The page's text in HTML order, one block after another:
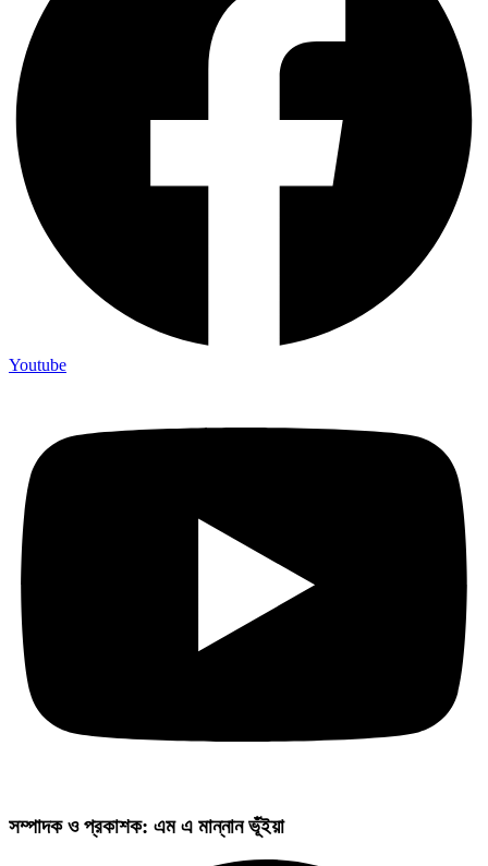
Youtube
সম্পাদক ও প্রকাশক: এম এ মান্নান ভূঁইয়া